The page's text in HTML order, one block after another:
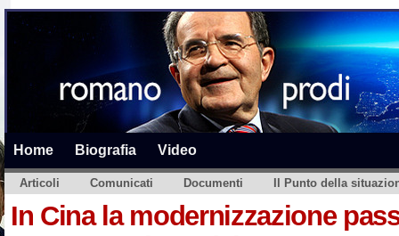
Home Biografia Video
Articoli Comunicati Documenti Il Punto della
In Cina la modernizzazione